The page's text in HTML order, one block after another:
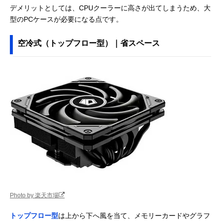
デメリットとしては、CPUクーラーに高さが出てしまうため、大
型のPCケースが必要になる点です。
空冷式（トップフロー型）｜省スペース
Photo by 楽天市場
トップフロー型は上から下へ風を当て、メモリーカードやグラフ